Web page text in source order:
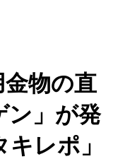
物の直
ン」が発
レポ」